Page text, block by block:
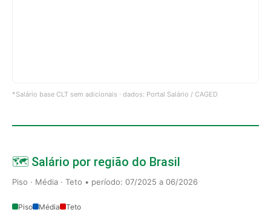
*Salário base CLT sem adicionais · dados: Portal Salário / CAGED
🗺️ Salário por região do Brasil
Piso · Média · Teto • período: 07/2025 a 06/2026
Piso Média Teto